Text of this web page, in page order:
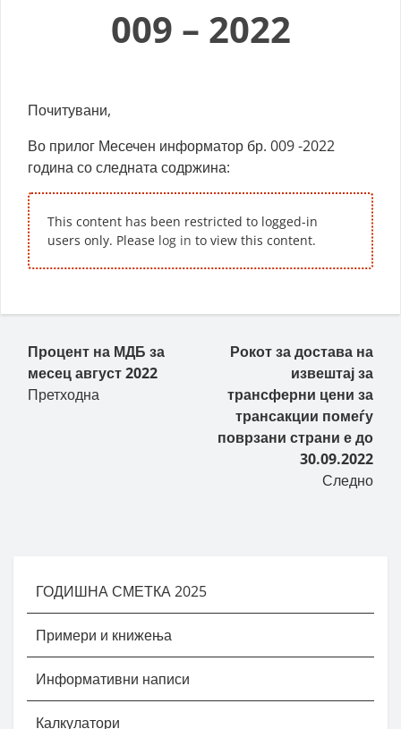
009 – 2022
Почитувани,
Во прилог Месечен информатор бр. 009 -2022
година со следната содржина:
This content has been restricted to logged-in
users only. Please log in to view this content.
Пост навигација
Процент на МДБ за
месец август 2022
Претходна
Рокот за достава на
извештај за
трансферни цени за
трансакции помеѓу
поврзани страни е до
30.09.2022
Следно
ГОДИШНА СМЕТКА 2025
Примери и книжења
Информативни написи
Калкулатори